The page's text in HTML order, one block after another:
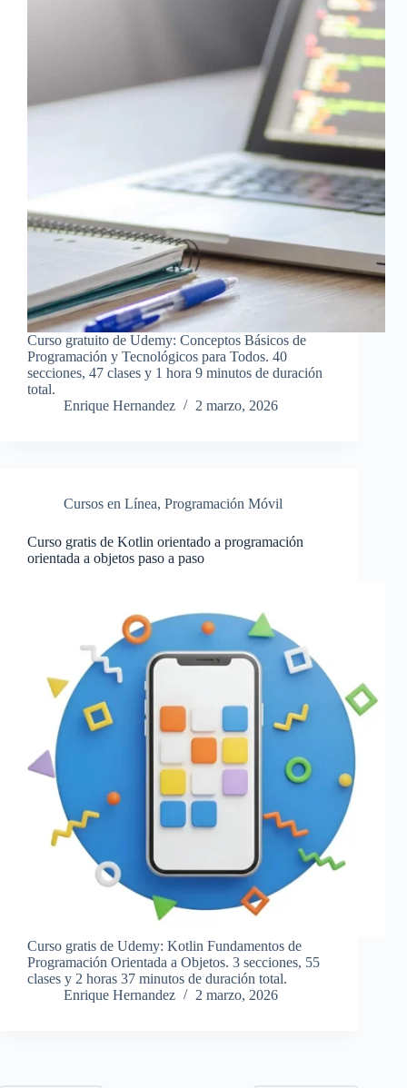
Curso gratuito de Udemy: Conceptos Básicos de
Programación y Tecnológicos para Todos. 40
secciones, 47 clases y 1 hora 9 minutos de duración
total.
Enrique Hernandez
2 marzo, 2026
Cursos en Línea, Programación Móvil
Curso gratis de Kotlin orientado a programación
orientada a objetos paso a paso
Curso gratis de Udemy: Kotlin Fundamentos de
Programación Orientada a Objetos. 3 secciones, 55
clases y 2 horas 37 minutos de duración total.
Enrique Hernandez
2 marzo, 2026